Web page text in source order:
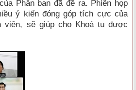
Phân ban đã đề ra. Phiên họp
ý kiến đóng góp tích cực của
viên, sẽ giúp cho Khoá tu được